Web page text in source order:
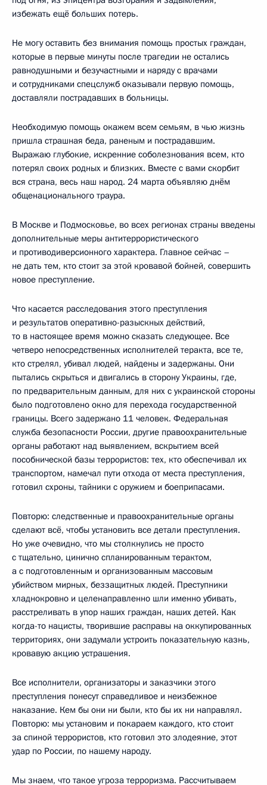
избежать ещё больших потерь.
Не могу оставить без внимания помощь простых граждан,
которые в первые минуты после трагедии не остались
равнодушными и безучастными и наряду с врачами
и сотрудниками спецслужб оказывали первую помощь,
доставляли пострадавших в больницы.
Необходимую помощь окажем всем семьям, в чью жизнь
пришла страшная беда, раненым и пострадавшим.
Выражаю глубокие, искренние соболезнования всем, кто
потерял своих родных и близких. Вместе с вами скорбит
вся страна, весь наш народ. 24 марта объявляю днём
общенационального траура.
В Москве и Подмосковье, во всех регионах страны введены
дополнительные меры антитеррористического
и противодиверсионного характера. Главное сейчас –
не дать тем, кто стоит за этой кровавой бойней, совершить
новое преступление.
Что касается расследования этого преступления
и результатов оперативно-разыскных действий,
то в настоящее время можно сказать следующее. Все
четверо непосредственных исполнителей теракта, все те,
кто стрелял, убивал людей, найдены и задержаны. Они
пытались скрыться и двигались в сторону Украины, где,
по предварительным данным, для них с украинской стороны
было подготовлено окно для перехода государственной
границы. Всего задержано 11 человек. Федеральная
служба безопасности России, другие правоохранительные
органы работают над выявлением, вскрытием всей
пособнической базы террористов: тех, кто обеспечивал их
транспортом, намечал пути отхода от места преступления,
готовил схроны, тайники с оружием и боеприпасами.
Повторю: следственные и правоохранительные органы
сделают всё, чтобы установить все детали преступления.
Но уже очевидно, что мы столкнулись не просто
с тщательно, цинично спланированным терактом,
а с подготовленным и организованным массовым
убийством мирных, беззащитных людей. Преступники
хладнокровно и целенаправленно шли именно убивать,
расстреливать в упор наших граждан, наших детей. Как
когда-то нацисты, творившие расправы на оккупированных
территориях, они задумали устроить показательную казнь,
кровавую акцию устрашения.
Все исполнители, организаторы и заказчики этого
преступления понесут справедливое и неизбежное
наказание. Кем бы они ни были, кто бы их ни направлял.
Повторю: мы установим и покараем каждого, кто стоит
за спиной террористов, кто готовил это злодеяние, этот
удар по России, по нашему народу.
Мы знаем, что такое угроза терроризма. Рассчитываем